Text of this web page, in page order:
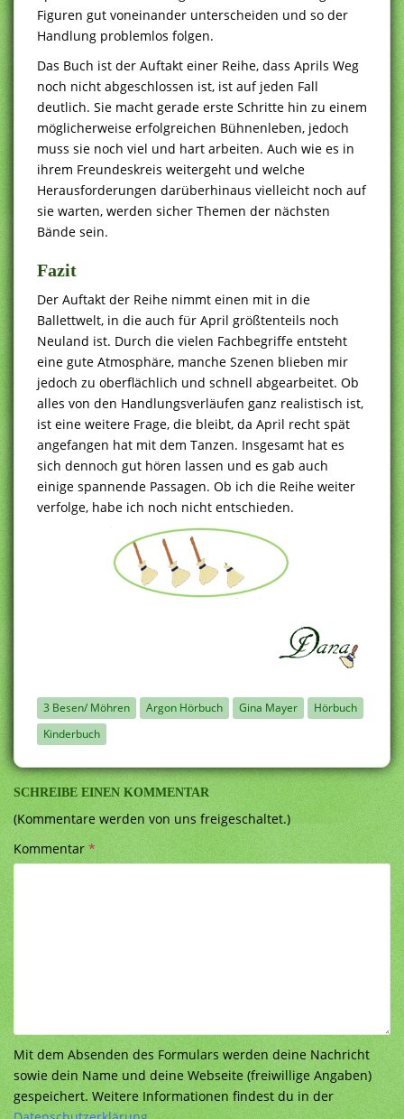
Figuren gut voneinander unterscheiden und so der
Handlung problemlos folgen.
Das Buch ist der Auftakt einer Reihe, dass Aprils Weg
noch nicht abgeschlossen ist, ist auf jeden Fall
deutlich. Sie macht gerade erste Schritte hin zu einem
möglicherweise erfolgreichen Bühnenleben, jedoch
muss sie noch viel und hart arbeiten. Auch wie es in
ihrem Freundeskreis weitergeht und welche
Herausforderungen darüberhinaus vielleicht noch auf
sie warten, werden sicher Themen der nächsten
Bände sein.
Fazit
Der Auftakt der Reihe nimmt einen mit in die
Ballettwelt, in die auch für April größtenteils noch
Neuland ist. Durch die vielen Fachbegriffe entsteht
eine gute Atmosphäre, manche Szenen blieben mir
jedoch zu oberflächlich und schnell abgearbeitet. Ob
alles von den Handlungsverläufen ganz realistisch ist,
ist eine weitere Frage, die bleibt, da April recht spät
angefangen hat mit dem Tanzen. Insgesamt hat es
sich dennoch gut hören lassen und es gab auch
einige spannende Passagen. Ob ich die Reihe weiter
verfolge, habe ich noch nicht entschieden.
3 Besen/ Möhren Argon Hörbuch Gina Mayer
Hörbuch
Kinderbuch
SCHREIBE EINEN KOMMENTAR
(Kommentare werden von uns freigeschaltet.)
Kommentar*
Mit dem Absenden des Formulars werden deine Nachricht
sowie dein Name und deine Webseite (freiwillige Angaben)
gespeichert. Weitere Informationen findest du in der